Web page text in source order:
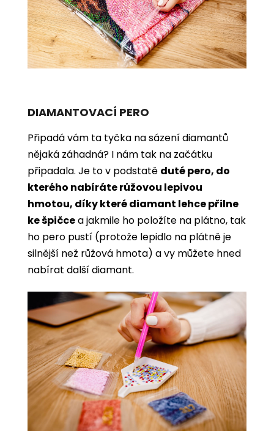
DIAMANTOVACÍ PERO
Připadá vám ta tyčka na sázení diamantů
nějaká záhadná? I nám tak na začátku
připadala. Je to v podstatě duté pero, do
kterého nabíráte růžovou lepivou
hmotou, díky které diamant lehce přilne
ke špičcea jakmile ho položíte na plátno, tak
ho pero pustí (protože lepidlo na plátně je
silnější než růžová hmota) a vy můžete hned
nabírat další diamant.